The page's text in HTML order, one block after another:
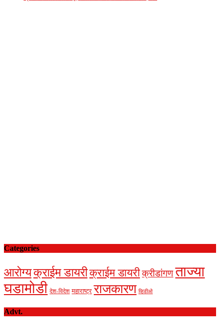
Categories
आरोग्यक्राईम डायरीक्राईम डायरीक्रीडांगणताज्या
घडामोडी देश-विदेश महाराष्ट्र राजकारण व्हिडीओ
Advt.